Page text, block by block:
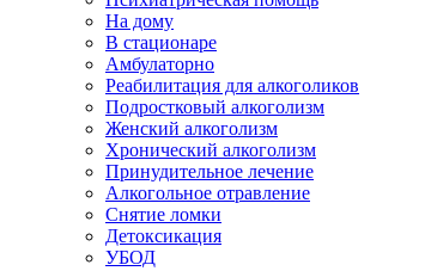
На дому
В стационаре
Амбулаторно
Реабилитация для алкоголиков
Подростковый алкоголизм
Женский алкоголизм
Хронический алкоголизм
Принудительное лечение
Алкогольное отравление
Снятие ломки
Детоксикация
УБОД